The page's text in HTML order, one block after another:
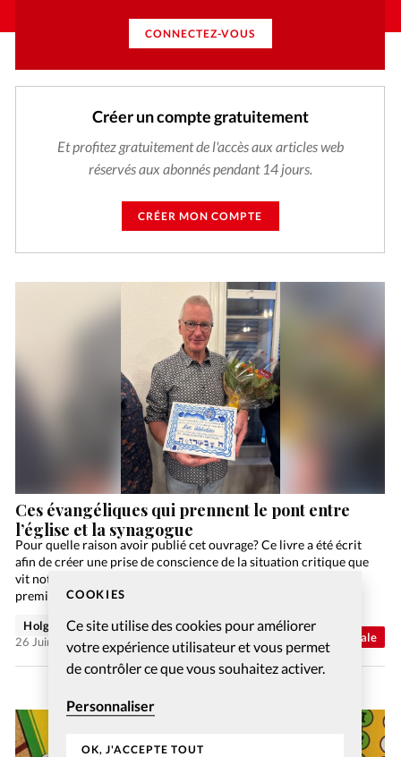
COOKIES
Ce site utilise des cookies pour améliorer
votre expérience utilisateur et vous permet
de contrôler ce que vous souhaitez activer.
Personnaliser
OK, J'ACCEPTE TOUT
CONNECTEZ-VOUS
Créer un compte gratuitement
Et profitez gratuitement de l'accès aux articles web
réservés aux abonnés pendant 14 jours.
CRÉER MON COMPTE
Actualité internationale
Ces évangéliques qui prennent le pont entre
l’église et la synagogue
Pour quelle raison avoir publié cet ouvrage? Ce livre a été écrit
afin de créer une prise de conscience de la situation critique que
vit notre planète. L’ère géologique que nous vivons est la
première…
Holger Wetjen
26 Juin 2026